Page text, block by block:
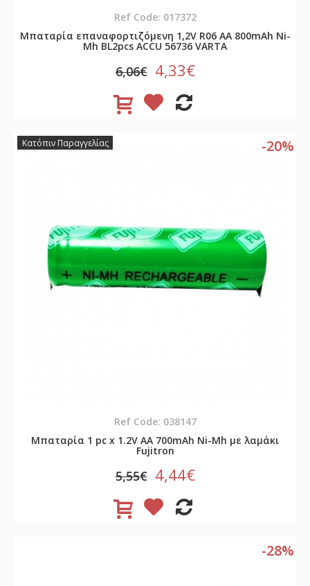
Ref Code: 017372
Μπαταρία επαναφορτιζόμενη 1,2V R06 AA 800mAh Νi-
Mh BL2pcs ACCU 56736 VARTA
6,06€ 4,33€
-20%
Κατόπιν Παραγγελίας
Ref Code: 038147
Μπαταρία 1 pc x 1.2V AA 700mAh Νi-Mh με λαμάκι
Fujitron
5,55€ 4,44€
-28%